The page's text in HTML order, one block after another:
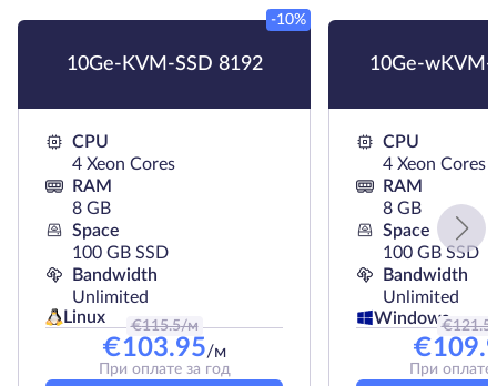
10Ge-KVM-SSD 8192
-10%
CPU
4 Xeon Cores
RAM
8 GB
Space
100 GB SSD
Bandwidth
Unlimited
Linux
€115.5/м
€103.95/м
При оплате за год
10Ge-wKVM-
CPU
4 Xeon Cores
RAM
8 GB
Space
100 GB SSD
Bandwidth
Unlimited
Windows
€121.5
€
При оплате